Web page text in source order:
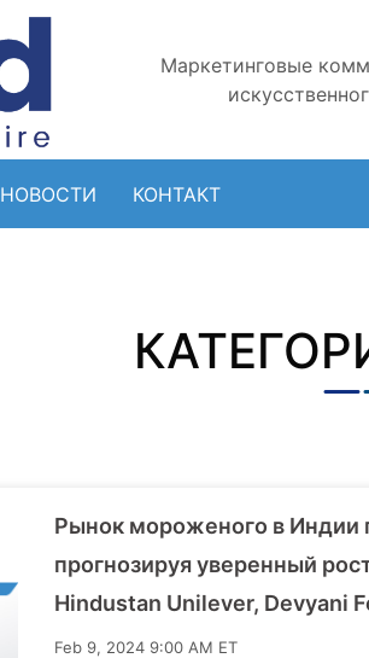
Маркетинговые
НОВОСТИ КОНТАКТ
Рынок мороженого в Индии
прогнозируя уверенный
Hindustan Unilever, Devyani
Feb 9, 2024 9:00 AM ET